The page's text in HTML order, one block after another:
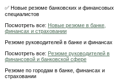
✅ Новые резюме банковских и финансовых
специалистов
Посмотреть все: Новые резюме в банке,
финансах и страховании
Резюме руководителей в банке и финансах
Посмотреть все: Резюме руководителей в
финансовой и банковской сфере
Резюме по городам в банке, финансах и
страховании